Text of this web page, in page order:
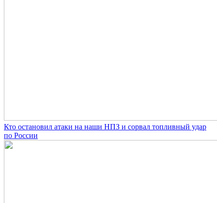
Кто остановил атаки на наши НПЗ и сорвал топливный удар
по России